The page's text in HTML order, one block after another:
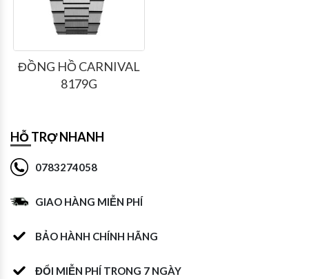
ĐỒNG HỒ CARNIVAL
8179G
HỖ TRỢ NHANH
0783274058
GIAO HÀNG MIỄN PHÍ
BẢO HÀNH CHÍNH HÃNG
ĐỔI MIỄN PHÍ TRONG 7 NGÀY